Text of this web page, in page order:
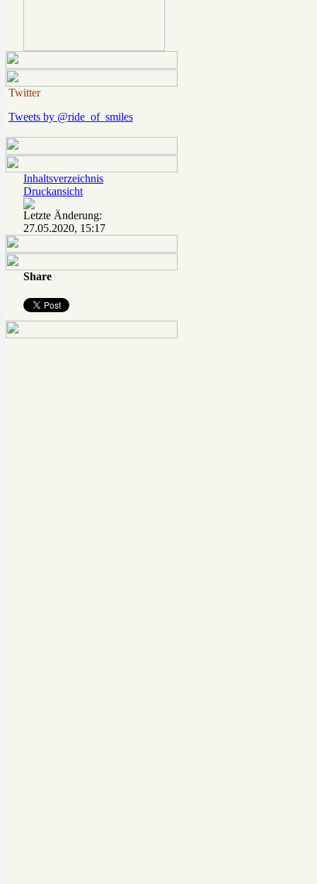
Twitter
Tweets by @ride_of_smiles
Inhaltsverzeichnis
Druckansicht
Letzte Änderung:
27.05.2020, 15:17
Share